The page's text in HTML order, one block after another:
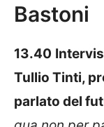
Bastoni
13.40
Tullio Tinti,
parlato del